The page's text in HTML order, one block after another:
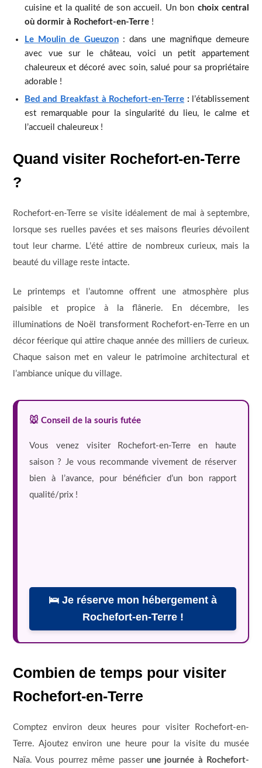
cuisine et la qualité de son accueil. Un bon choix central
où dormir à Rochefort-en-Terre!
Le Moulin de Gueuzon: dans une magnifique demeure
avec vue sur le château, voici un petit appartement
chaleureux et décoré avec soin, salué pour sa propriétaire
adorable !
Bed and Breakfast à Rochefort-en-Terre : l’établissement
est remarquable pour la singularité du lieu, le calme et
l’accueil chaleureux !
Quand visiter Rochefort-en-Terre
?
Rochefort-en-Terre se visite idéalement de mai à septembre,
lorsque ses ruelles pavées et ses maisons fleuries dévoilent
tout leur charme. L’été attire de nombreux curieux, mais la
beauté du village reste intacte.
Le printemps et l’automne offrent une atmosphère plus
paisible et propice à la flânerie. En décembre, les
illuminations de Noël transforment Rochefort-en-Terre en un
décor féerique qui attire chaque année des milliers de curieux.
Chaque saison met en valeur le patrimoine architectural et
l’ambiance unique du village.
🐭 Conseil de la souris futée
Vous venez visiter Rochefort-en-Terre en haute
saison ? Je vous recommande vivement de réserver
bien à l’avance, pour bénéficier d’un bon rapport
qualité/prix !
🛌 Je réserve mon hébergement à
Rochefort-en-Terre !
Combien de temps pour visiter
Rochefort-en-Terre
Comptez environ deux heures pour visiter Rochefort-en-
Terre. Ajoutez environ une heure pour la visite du musée
Naïa. Vous pourrez même passer une journée à Rochefort-